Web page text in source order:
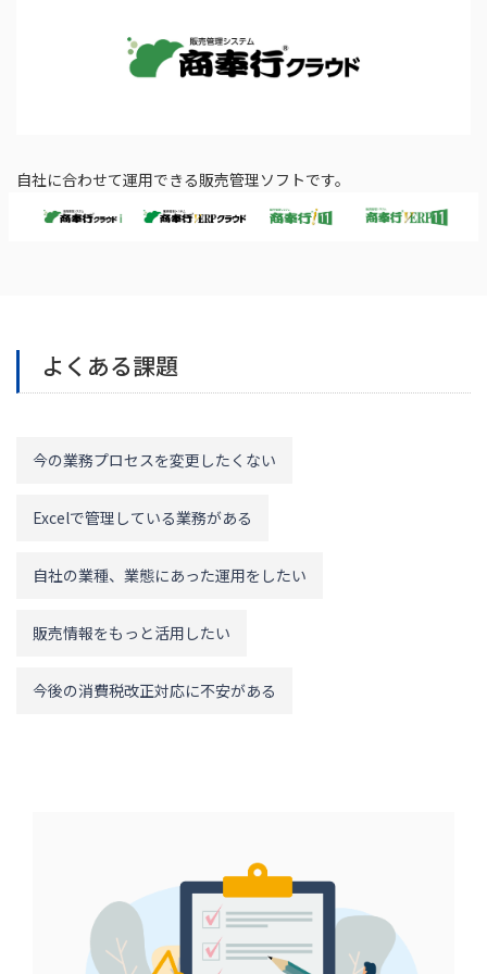
自社に合わせて運用できる販売管理ソフトです。
よくある課題
今の業務プロセスを変更したくない
Excelで管理している業務がある
自社の業種、業態にあった運用をしたい
販売情報をもっと活用したい
今後の消費税改正対応に不安がある